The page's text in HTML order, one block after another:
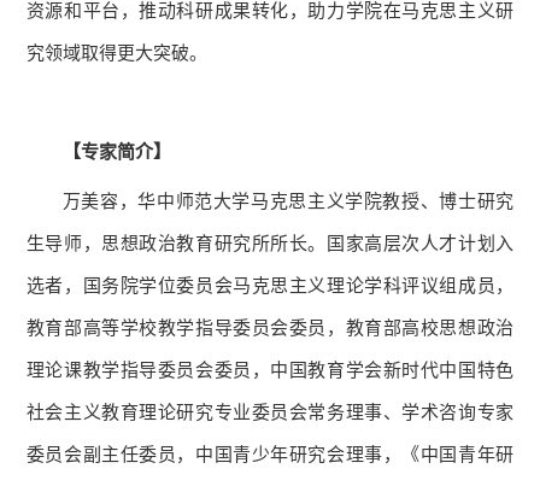
资源和平台，推动科研成果转化，助力学院在马克思主义研
究领域取得更大突破。
【专家简介】
万美容，华中师范大学马克思主义学院教授、博士研究
生导师，思想政治教育研究所所长。国家高层次人才计划入
选者，国务院学位委员会马克思主义理论学科评议组成员，
教育部高等学校教学指导委员会委员，教育部高校思想政治
理论课教学指导委员会委员，中国教育学会新时代中国特色
社会主义教育理论研究专业委员会常务理事、学术咨询专家
委员会副主任委员，中国青少年研究会理事，《中国青年研